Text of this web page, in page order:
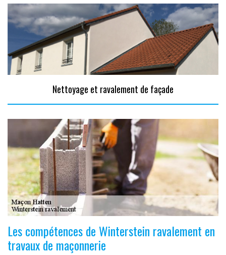
Nettoyage et ravalement de façade
Les compétences de Winterstein ravalement en
travaux de maçonnerie